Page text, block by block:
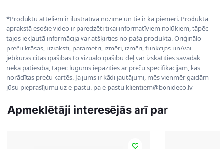
*Produktu attēliem ir ilustratīva nozīme un tie ir kā piemēri. Produkta
aprakstā esošie video ir paredzēti tikai informatīviem nolūkiem, tāpēc
tajos iekļautā informācija var atšķirties no paša produkta. Oriģinālo
preču krāsas, uzraksti, parametri, izmēri, izmēri, funkcijas un/vai
jebkuras citas īpašības to vizuālo īpašību dēļ var izskatīties savādāk
nekā patiesībā, tāpēc lūgums iepazīties ar preču specifikācijām, kas
norādītas preču kartēs. Ja jums ir kādi jautājumi, mēs vienmēr gaidām
jūsu pieprasījumu uz e-pastu. pa e-pastu klientiem@bonideco.lv.
Apmeklētāji interesējās arī par